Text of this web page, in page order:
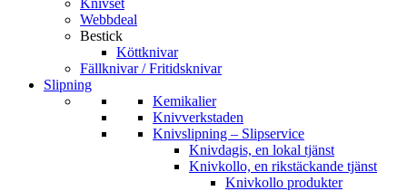
Webbdeal
Bestick
Köttknivar
Fällknivar / Fritidsknivar
Slipning
Kemikalier
Knivverkstaden
Knivslipning – Slipservice
Knivdagis, en lokal tjänst
Knivkollo, en rikstäckande tjänst
Knivkollo produkter